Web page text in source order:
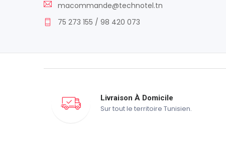
macommande@technotel.tn
75 273 155 / 98 420 073
Livraison À Domicile
Sur tout le territoire Tunisien.